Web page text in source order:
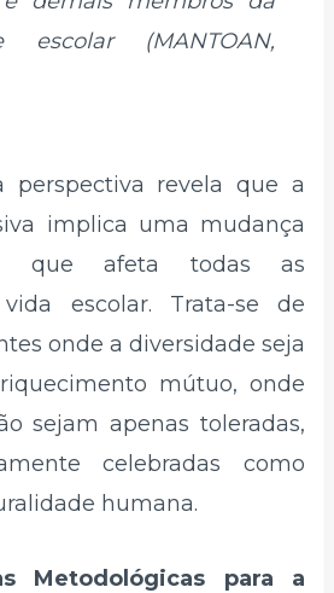
escolar (MANTOAN,
perspectiva revela que a
implica uma mudança
que afeta todas as
escolar. Trata-se de
onde a diversidade seja
mútuo, onde
sejam apenas toleradas,
celebradas como
humana.
Metodológicas para a